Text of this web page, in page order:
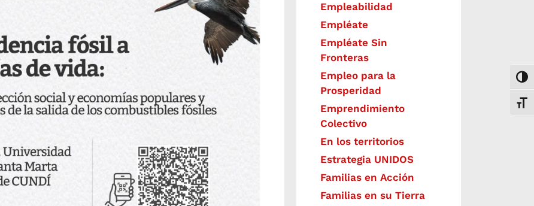
Empleabilidad
Empléate
Empléate Sin
Fronteras
Empleo para la
Prosperidad
Emprendimiento
Colectivo
En los territorios
Estrategia UNIDOS
Familias en Acción
Familias en su Tierra